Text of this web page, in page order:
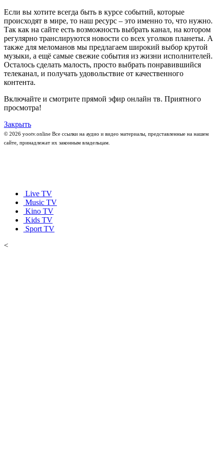
Если вы хотите всегда быть в курсе событий, которые
происходят в мире, то наш ресурс – это именно то, что нужно.
Так как на сайте есть возможность выбрать канал, на котором
регулярно транслируются новости со всех уголков планеты. А
также для меломанов мы предлагаем широкий выбор крутой
музыки, а ещё самые свежие события из жизни исполнителей.
Осталось сделать малость, просто выбрать понравившийся
телеканал, и получать удовольствие от качественного
контента.
Включайте и смотрите прямой эфир онлайн тв. Приятного
просмотра!
Закрыть
© 2026 yootv.online Все ссылки на аудио и видео материалы, представленные на нашем
сайте, принадлежат их законным владельцам.
Live TV
Music TV
Kino TV
Kids TV
Sport TV
<